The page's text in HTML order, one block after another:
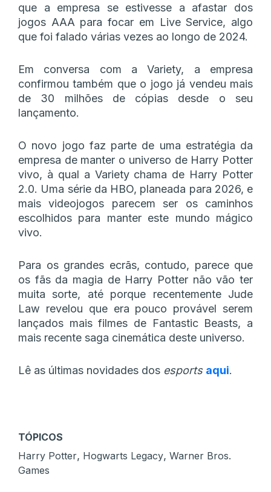
que a empresa se estivesse a afastar dos
jogos AAA para focar em Live Service, algo
que foi falado várias vezes ao longo de 2024.
Em conversa com a Variety, a empresa
confirmou também que o jogo já vendeu mais
de 30 milhões de cópias desde o seu
lançamento.
O novo jogo faz parte de uma estratégia da
empresa de manter o universo de Harry Potter
vivo, à qual a Variety chama de Harry Potter
2.0. Uma série da HBO, planeada para 2026, e
mais videojogos parecem ser os caminhos
escolhidos para manter este mundo mágico
vivo.
Para os grandes ecrãs, contudo, parece que
os fãs da magia de Harry Potter não vão ter
muita sorte, até porque recentemente Jude
Law revelou que era pouco provável serem
lançados mais filmes de Fantastic Beasts, a
mais recente saga cinemática deste universo.
Lê as últimas novidades dos esports aqui.
TÓPICOS
Harry Potter, Hogwarts Legacy, Warner Bros.
Games